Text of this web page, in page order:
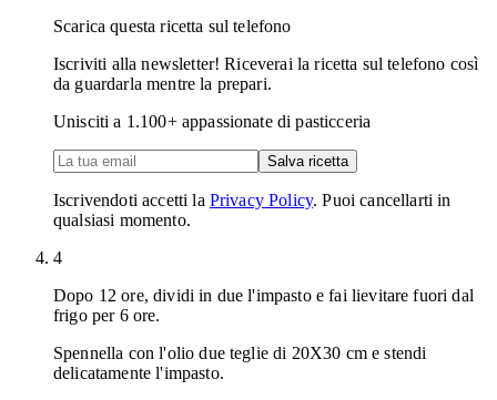
Scarica questa ricetta sul telefono
Iscriviti alla newsletter! Riceverai la ricetta sul telefono così
da guardarla mentre la prepari.
Unisciti a 1.100+ appassionate di pasticceria
Salva ricetta
Iscrivendoti accetti la Privacy Policy. Puoi cancellarti in
qualsiasi momento.
4
Dopo 12 ore, dividi in due l'impasto e fai lievitare fuori dal
frigo per 6 ore.
Spennella con l'olio due teglie di 20X30 cm e stendi
delicatamente l'impasto.